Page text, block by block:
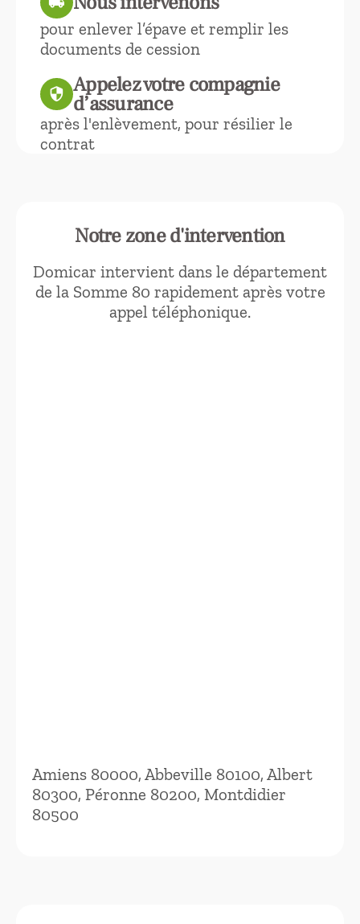
pour enlever l’épave et remplir les
documents de cession
security Appelez votre compagnie
d’assurance
après l'enlèvement, pour résilier le
contrat
Notre zone d'intervention
Domicar intervient dans le département
de la Somme 80 rapidement après votre
appel téléphonique.
Amiens 80000, Abbeville 80100, Albert
80300, Péronne 80200, Montdidier
80500